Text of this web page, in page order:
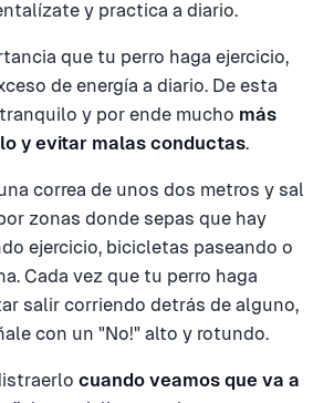
y practica a diario.
que tu perro haga ejercicio,
de energía a diario. De esta
y por ende mucho más
y evitar malas conductas.
correa de unos dos metros y sal
zonas donde sepas que hay
ejercicio, bicicletas paseando o
Cada vez que tu perro haga
salir corriendo detrás de alguno,
con un "No!" alto y rotundo.
cuando veamos que va a